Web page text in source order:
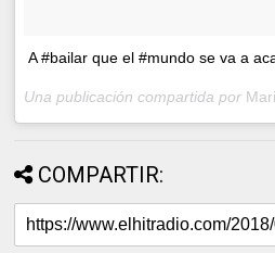
A #bailar que el #mundo se va a
Una publicación compartida por
COMPARTIR: